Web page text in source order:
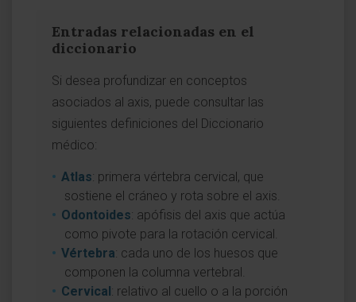
Entradas relacionadas en el
diccionario
Si desea profundizar en conceptos
asociados al axis, puede consultar las
siguientes definiciones del Diccionario
médico:
Atlas: primera vértebra cervical, que
sostiene el cráneo y rota sobre el axis.
Odontoides: apófisis del axis que actúa
como pivote para la rotación cervical.
Vértebra: cada uno de los huesos que
componen la columna vertebral.
Cervical: relativo al cuello o a la porción